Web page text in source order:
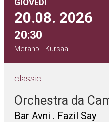
GIOVEDÌ
20.08. 2026
20:30
Merano - Kursaal
classic
Orchestra da
Bar Avni . Fazil Say